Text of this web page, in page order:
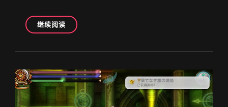
继续阅读[白
金]
斗
[PS4]